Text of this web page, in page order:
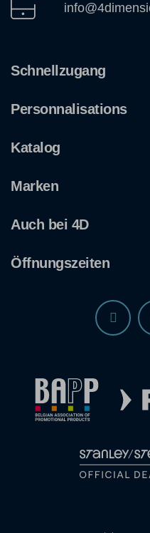
Schnellzugang
Personnalisations
Katalog
Marken
Auch bei 4D
Öffnungszeiten